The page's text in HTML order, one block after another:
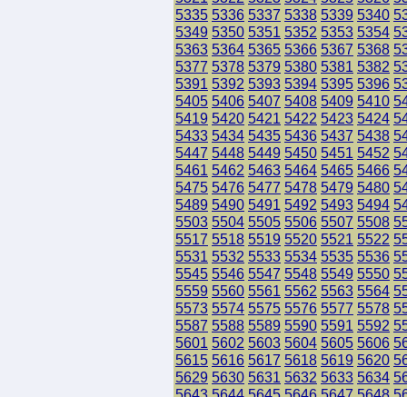
5335 5336 5337 5338 5339 5340
5349 5350 5351 5352 5353 5354
5363 5364 5365 5366 5367 5368
5377 5378 5379 5380 5381 5382
5391 5392 5393 5394 5395 5396
5405 5406 5407 5408 5409 5410
5419 5420 5421 5422 5423 5424
5433 5434 5435 5436 5437 5438
5447 5448 5449 5450 5451 5452
5461 5462 5463 5464 5465 5466
5475 5476 5477 5478 5479 5480
5489 5490 5491 5492 5493 5494
5503 5504 5505 5506 5507 5508
5517 5518 5519 5520 5521 5522
5531 5532 5533 5534 5535 5536
5545 5546 5547 5548 5549 5550
5559 5560 5561 5562 5563 5564
5573 5574 5575 5576 5577 5578
5587 5588 5589 5590 5591 5592
5601 5602 5603 5604 5605 5606
5615 5616 5617 5618 5619 5620
5629 5630 5631 5632 5633 5634